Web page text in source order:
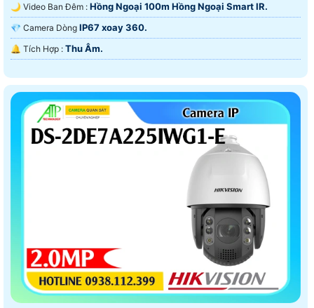
🌙 Video Ban Đêm : Hồng Ngoại 100m Hồng Ngoại Smart IR.
💎 Camera Dòng IP67 xoay 360.
️🔔 Tích Hợp : Thu Âm.